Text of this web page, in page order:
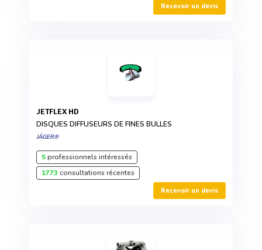
Recevoir un devis
JETFLEX HD
DISQUES DIFFUSEURS DE FINES BULLES
JÄGER®
5professionnels intéressés
1773 consultations récentes
Recevoir un devis